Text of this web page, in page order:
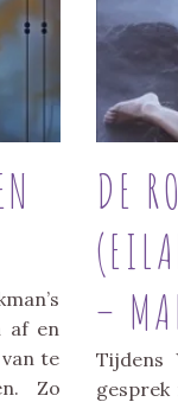
af en
te
Zo
DE
–
Tijdens